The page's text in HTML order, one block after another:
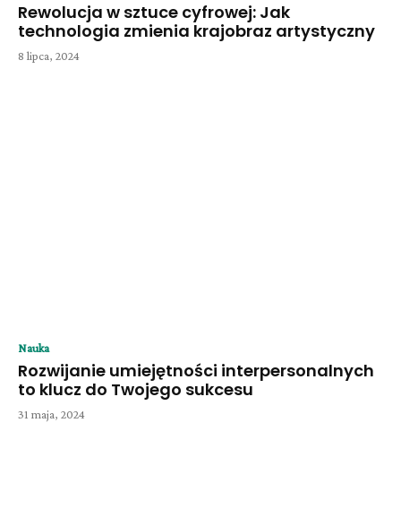
Rewolucja w sztuce cyfrowej: Jak
technologia zmienia krajobraz artystyczny
8 lipca, 2024
Nauka
Rozwijanie umiejętności interpersonalnych
to klucz do Twojego sukcesu
31 maja, 2024